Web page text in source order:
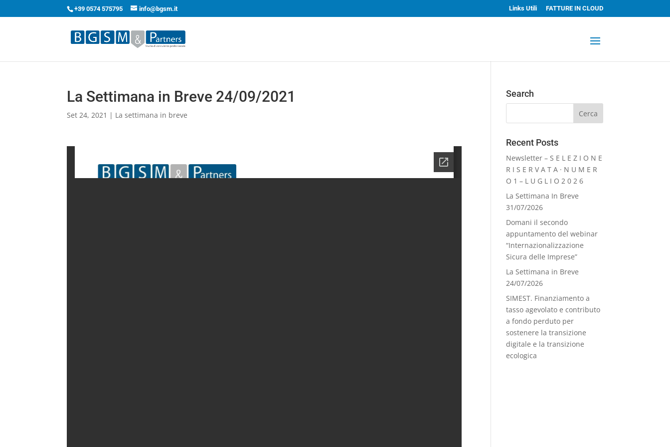
+39 0574 575795 info@bgsm.it Links Utili FATTURE IN CLOUD
La Settimana in Breve 24/09/2021
Set 24, 2021 | La settimana in breve
Search
Recent Posts
Newsletter – S E L E Z I O N E
R I S E R V A T A · N U M E R
O 1 – L U G L I O 2 0 2 6
La Settimana In Breve
31/07/2026
Domani il secondo
appuntamento del webinar
“Internazionalizzazione
Sicura delle Imprese”
La Settimana in Breve
24/07/2026
SIMEST. Finanziamento a
tasso agevolato e contributo
a fondo perduto per
sostenere la transizione
digitale e la transizione
ecologica